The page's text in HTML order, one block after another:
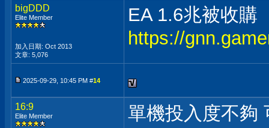
bigDDD
Elite Member
加入日期: Oct 2013
文章: 5,076
EA 1.6兆被收購
https://
2025-09-29, 10:45 PM #14
16:9
Elite Member
單機投入度不夠